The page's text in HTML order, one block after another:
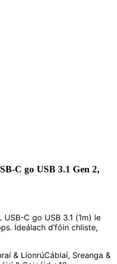
C go USB 3.1 Gen 2,
USB-C go USB 3.1 (1m) le
Ideálach d’fóin chliste,
& LíonrúCáblaí, Sreanga &